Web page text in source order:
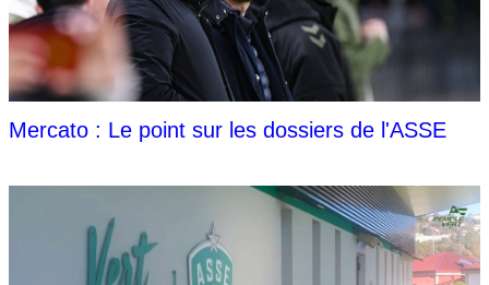
Mercato : Le point sur les dossiers de l'ASSE